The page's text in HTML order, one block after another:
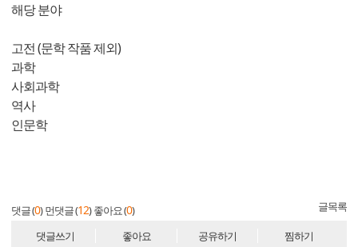
해당 분야
고전 (문학 작품 제외)
과학
사회과학
역사
인문학
댓글 (0) 먼댓글 (12) 좋아요 (0) 글목록
댓글쓰기 좋아요 공유하기 찜하기